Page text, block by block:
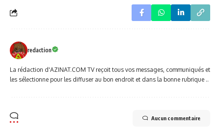
redaction
La rédaction d'AZINAT.COM TV reçoit tous vos messages, communiqués et
les sélectionne pour les diffuser au bon endroit et dans la bonne rubrique ..
Aucun commentaire